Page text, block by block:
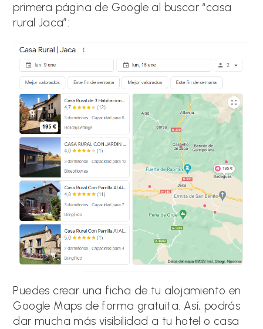
primera página de Google al buscar “casa
rural Jaca”:
Puedes crear una ficha de tu alojamiento en
Google Maps de forma gratuita. Así, podrás
dar mucha más visibilidad a tu hotel o casa